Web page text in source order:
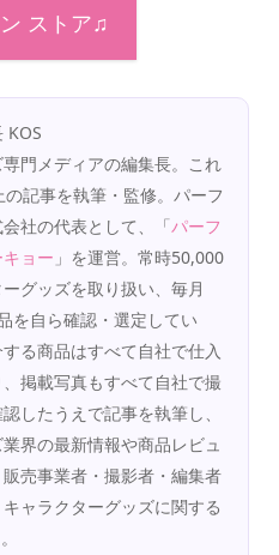
ストア♫
KOS
門メディアの編集長。これ
記事を執筆・監修。パーフ
社の代表として、「パーフ
ョー 」を運営。常時50,000
グッズを取り扱い、毎月
を自ら確認・選定してい
る商品はすべて自社で仕入
掲載写真もすべて自社で撮
したうえで記事を執筆し、
界の最新情報や商品レビュ
売事業者・撮影者・編集者
ャラクターグッズに関する